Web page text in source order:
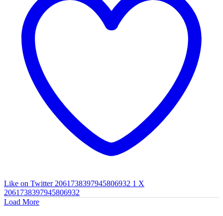
Like on Twitter 2061738397945806932 1 X
2061738397945806932
Load More